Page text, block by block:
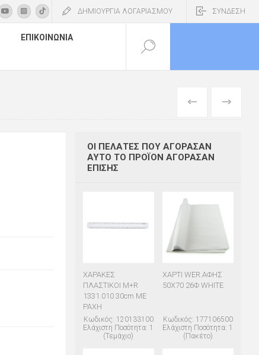
ΔΗΜΙΟΥΡΓΙΑ ΛΟΓΑΡΙΑΣΜΟΥ ΣΥΝΔΕΣΗ
ΕΠΙΚΟΙΝΩΝΊΑ
ΕΠΌΜΕΝΟ
ΟΙ ΠΕΛΆΤΕΣ ΠΟΥ ΑΓΌΡΑΣΑΝ
ΑΥΤΌ ΤΟ ΠΡΟΪΌΝ ΑΓΌΡΑΣΑΝ
ΕΠΊΣΗΣ
ΧΑΡΑΚΕΣ
ΠΛΑΣΤΙΚΟΙ M+R
1331.010 30cm ΜΕ
ΡΑΧΗ
Κωδικός: 120133100
Ελάχιστη Ποσότητα: 1
(Τεμάχιο)
ΧΑΡΤΙ WER.ΑΦΗΣ
50Χ70 26Φ WHITE
Κωδικός: 177106500
Ελάχιστη Ποσότητα: 1
(Πακέτο)